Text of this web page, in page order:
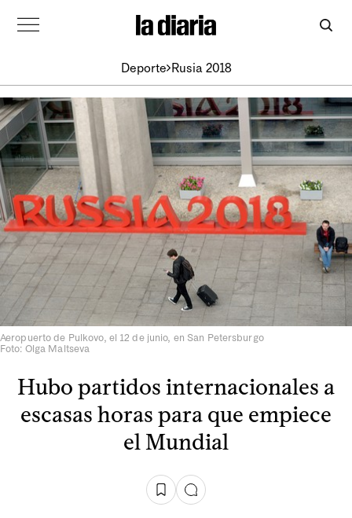
Deporte Rusia 2018
Aeropuerto de Pulkovo, el 12 de junio, en San Petersburgo
Foto: Olga Maltseva
Hubo partidos internacionales a
escasas horas para que empiece
el Mundial